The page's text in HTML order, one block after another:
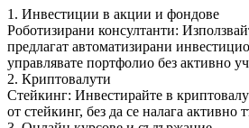
1. Инвестиции в акции и фондове
Роботизирани консултанти:
предлагат автоматизирани
управлявате портфолио без активно
2. Криптовалути
Стейкинг: Инвестирайте в
от стейкинг, без да се налага активно